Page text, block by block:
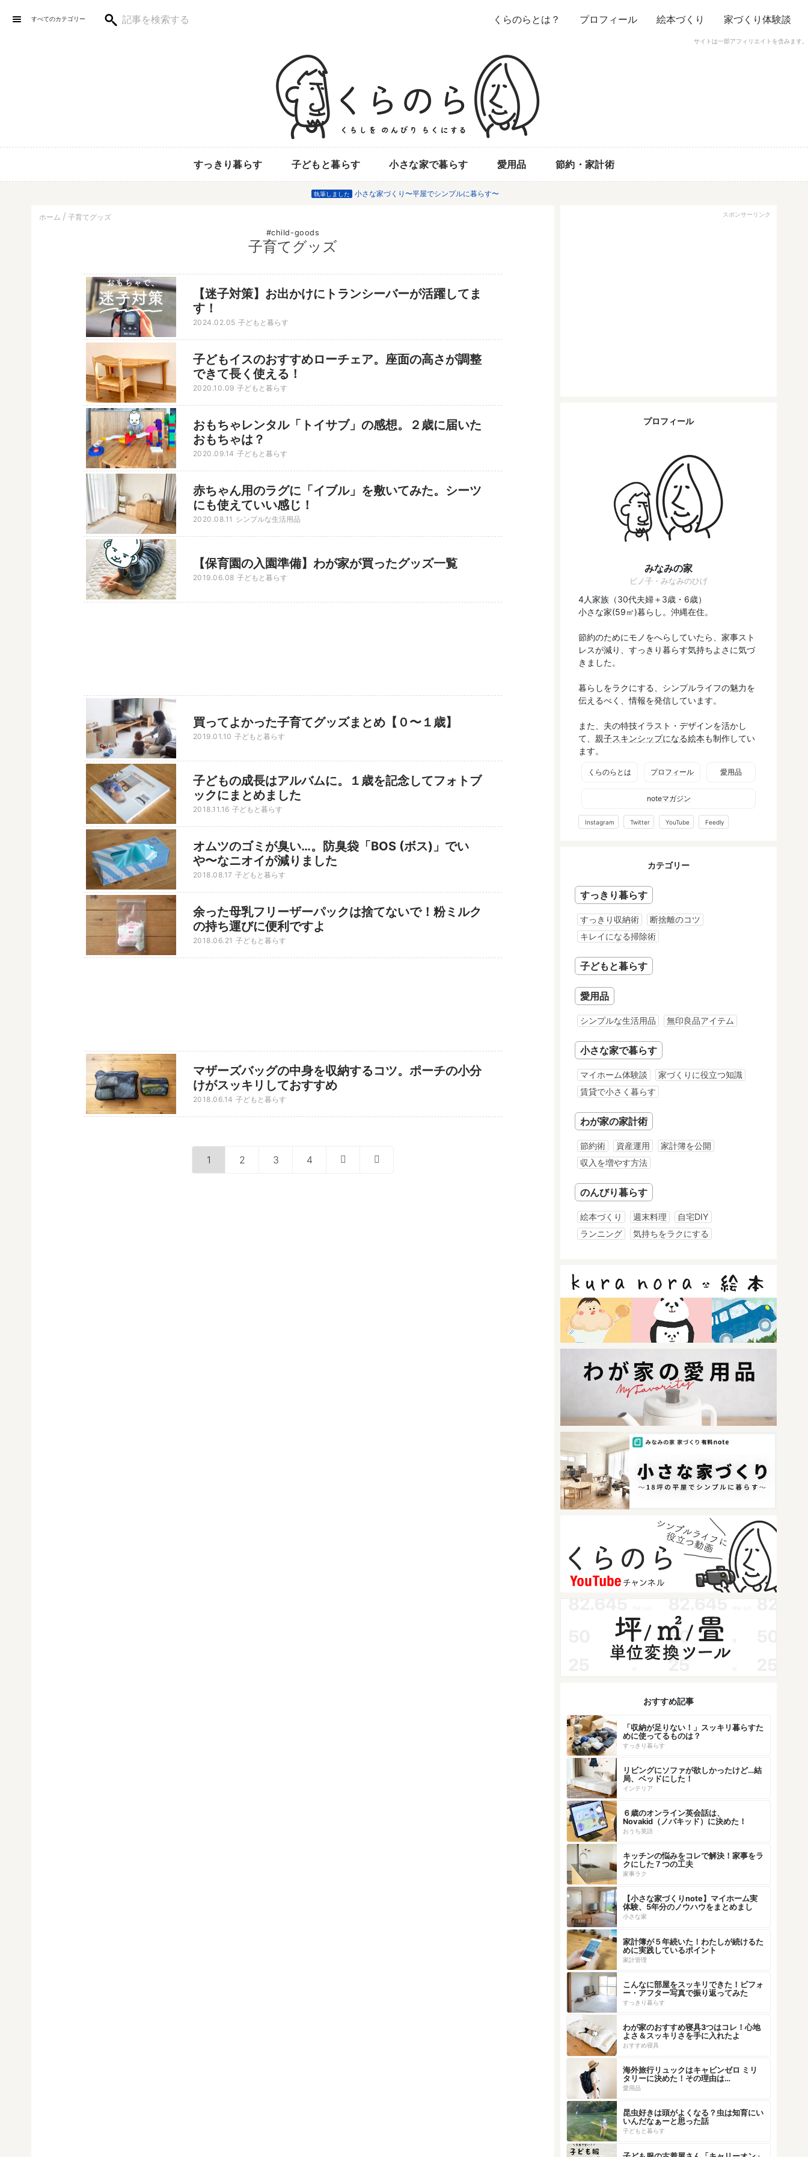
サイトは一部アフィリエイトを含みます。
すべてのカテゴリー くらのらとは？ プロフィール 絵本づくり 家づくり体験談
すっきり暮らす 子どもと暮らす 小さな家で暮らす 愛用品 節約・家計術
執筆しました 小さな家づくり〜平屋でシンプルに暮らす〜
ホーム
子育てグッズ
child-goods
子育てグッズ
【迷子対策】お出かけにトランシーバーが活躍してま
す！
2024.02.05 子どもと暮らす
子どもイスのおすすめローチェア。座面の高さが調整
できて長く使える！
2020.10.09 子どもと暮らす
おもちゃレンタル「トイサブ」の感想。２歳に届いた
おもちゃは？
2020.09.14 子どもと暮らす
赤ちゃん用のラグに「イブル」を敷いてみた。シーツ
にも使えていい感じ！
2020.08.11 シンプルな生活用品
【保育園の入園準備】わが家が買ったグッズ一覧
2019.06.08 子どもと暮らす
買ってよかった子育てグッズまとめ【０〜１歳】
2019.01.10 子どもと暮らす
子どもの成長はアルバムに。１歳を記念してフォトブ
ックにまとめました
2018.11.16 子どもと暮らす
オムツのゴミが臭い…。防臭袋「BOS (ボス)」でい
や〜なニオイが減りました
2018.08.17 子どもと暮らす
余った母乳フリーザーパックは捨てないで！粉ミルク
の持ち運びに便利ですよ
2018.06.21 子どもと暮らす
マザーズバッグの中身を収納するコツ。ポーチの小分
けがスッキリしておすすめ
2018.06.14 子どもと暮らす
1 2 3 4
スポンサーリンク
プロフィール
みなみの家
ピノ子・みなみのひげ
4人家族（30代夫婦＋3歳・6歳）
小さな家(59㎡)暮らし。沖縄在住。
節約のためにモノをへらしていたら、家事スト
レスが減り、すっきり暮らす気持ちよさに気づ
きました。
暮らしをラクにする、シンプルライフの魅力を
伝えるべく、情報を発信しています。
また、夫の特技イラスト・デザインを活かし
て、 親子スキンシップになる絵本も制作してい
ます。
くらのらとは プロフィール 愛用品
noteマガジン
Instagram Twitter YouTube Feedly
カテゴリー
すっきり暮らす
すっきり収納術
断捨離のコツ
キレイになる掃除術
子どもと暮らす
愛用品
シンプルな生活用品 無印良品アイテム
小さな家で暮らす
マイホーム体験談
家づくりに役立つ知識
賃貸で小さく暮らす
わが家の家計術
節約術 資産運用
家計簿を公開
収入を増やす方法
のんびり暮らす
絵本づくり 週末料理
自宅DIY
ランニング
気持ちをラクにする
おすすめ記事
「収納が足りない！」スッキリ暮らすた
めに使ってるものは？
すっきり暮らす
リビングにソファが欲しかったけど…結
局、ベッドにした！
インテリア
６歳のオンライン英会話は、
Novakid（ノバキッド）に決めた！
おうち英語
キッチンの悩みをコレで解決！家事をラ
クにした７つの工夫
家事ラク
【小さな家づくりnote】マイホーム実
体験、5年分のノウハウをまとめまし
た！
小さな家
家計簿が５年続いた！わたしが続けるた
めに実践しているポイント
家計管理
こんなに部屋をスッキリできた！ビフォ
ー・アフター写真で振り返ってみた
すっきり暮らす
わが家のおすすめ寝具3つはコレ！心地
よさ＆スッキリさを手に入れたよ
おすすめ寝具
海外旅行リュックはキャビンゼロ ミリ
タリーに決めた！その理由は…
愛用品
昆虫好きは頭がよくなる？虫は知育にい
いんだなぁーと思った話
子どもと暮らす